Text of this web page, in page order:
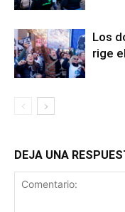
Los
rige
DEJA UNA